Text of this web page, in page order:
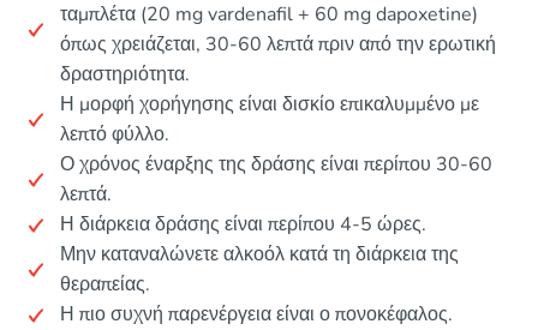
ταμπλέτα (20 mg vardenafil + 60 mg dapoxetine)
όπως χρειάζεται, 30-60 λεπτά πριν από την ερωτική
δραστηριότητα.
Η μορφή χορήγησης είναι δισκίο επικαλυμμένο με
λεπτό φύλλο.
Ο χρόνος έναρξης της δράσης είναι περίπου 30-60
λεπτά.
Η διάρκεια δράσης είναι περίπου 4-5 ώρες.
Μην καταναλώνετε αλκοόλ κατά τη διάρκεια της
θεραπείας.
Η πιο συχνή παρενέργεια είναι ο πονοκέφαλος.